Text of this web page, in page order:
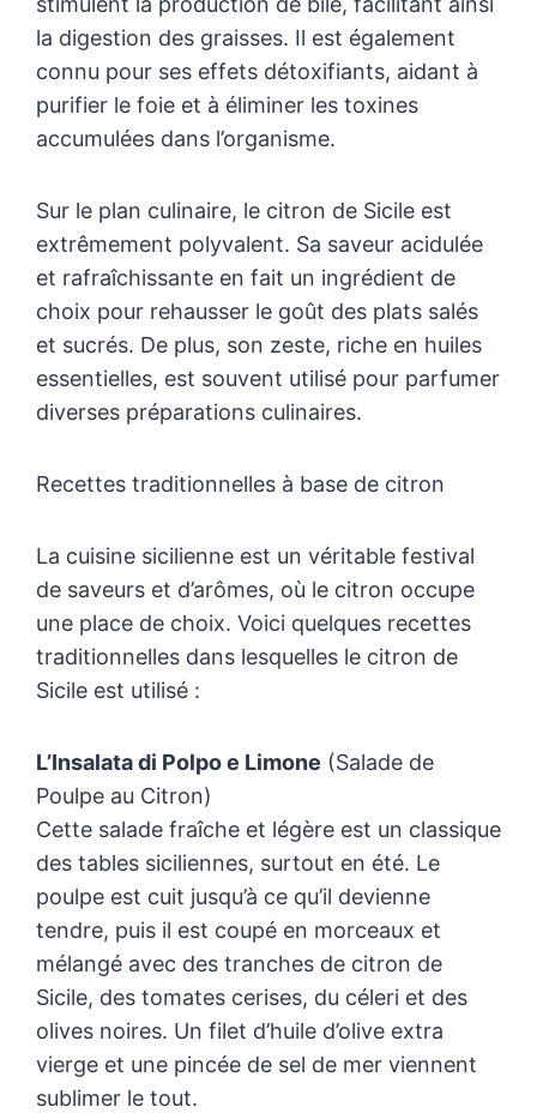
la digestion des graisses. Il est également
connu pour ses effets détoxifiants, aidant à
purifier le foie et à éliminer les toxines
accumulées dans l’organisme.
Sur le plan culinaire, le citron de Sicile est
extrêmement polyvalent. Sa saveur acidulée
et rafraîchissante en fait un ingrédient de
choix pour rehausser le goût des plats salés
et sucrés. De plus, son zeste, riche en huiles
essentielles, est souvent utilisé pour parfumer
diverses préparations culinaires.
Recettes traditionnelles à base de citron
La cuisine sicilienne est un véritable festival
de saveurs et d’arômes, où le citron occupe
une place de choix. Voici quelques recettes
traditionnelles dans lesquelles le citron de
Sicile est utilisé :
L’Insalata di Polpo e Limone (Salade de
Poulpe au Citron)
Cette salade fraîche et légère est un classique
des tables siciliennes, surtout en été. Le
poulpe est cuit jusqu’à ce qu’il devienne
tendre, puis il est coupé en morceaux et
mélangé avec des tranches de citron de
Sicile, des tomates cerises, du céleri et des
olives noires. Un filet d’huile d’olive extra
vierge et une pincée de sel de mer viennent
sublimer le tout.